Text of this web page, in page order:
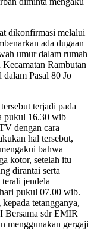
dikonfirmasi melalui
ada dugaan
umur dalam rumah
Rambutan
Pasal 80 Jo
terjadi pada
pukul 16.30 wib
dengan cara
hal tersebut,
bahwa
kotor, setelah itu
dirantai serta
jendela
pukul 07.00 wib.
tetangganya,
Bersama sdr EMIR
menggunakan gergaji